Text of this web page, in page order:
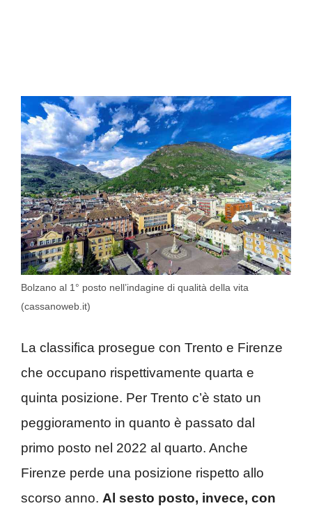
Bolzano al 1° posto nell’indagine di qualità della vita
(cassanoweb.it)
La classifica prosegue con Trento e Firenze
che occupano rispettivamente quarta e
quinta posizione. Per Trento c’è stato un
peggioramento in quanto è passato dal
primo posto nel 2022 al quarto. Anche
Firenze perde una posizione rispetto allo
scorso anno. Al sesto posto, invece, con